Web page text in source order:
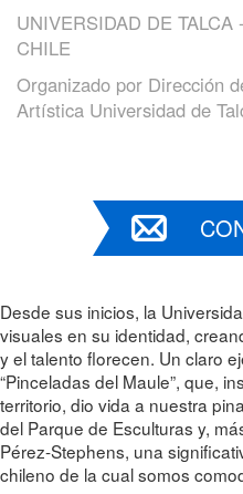
UNIVERSIDAD DE TALCA
CHILE
Organizado por Dirección
Artística Universidad de
Desde sus inicios, la
visuales en su identidad,
y el talento florecen. Un claro
“Pinceladas del Maule”, que,
territorio, dio vida a nuestra
del Parque de Esculturas y,
Pérez-Stephens, una
chileno de la cual somos